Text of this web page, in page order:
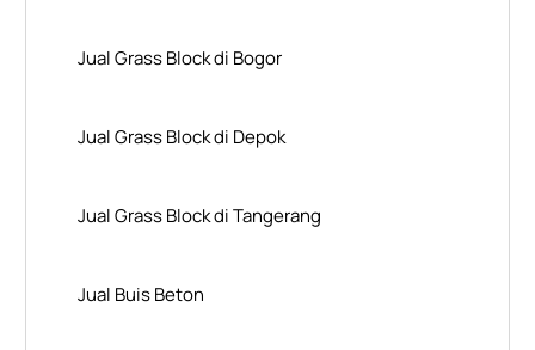
Jual Grass Block di Bogor
Jual Grass Block di Depok
Jual Grass Block di Tangerang
Jual Buis Beton